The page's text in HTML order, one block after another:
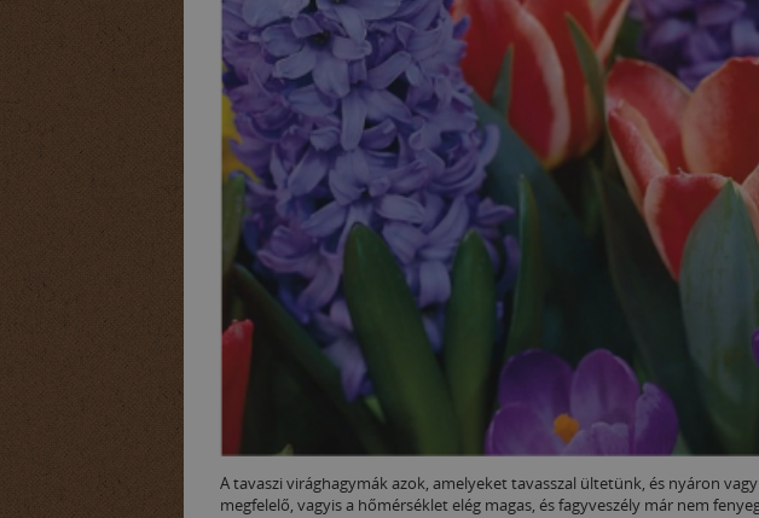
A tavaszi virághagymák azok, amelyeket tavasszal ültetünk, és nyáron
megfelelő, vagyis a hőmérséklet elég magas, és fagyveszély már nem